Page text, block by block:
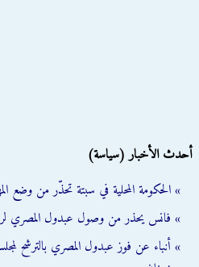
أحدث الأخبار (سياسة)
» الحكومة المحلية في سبتة تحذّر من وضع
» فانس يحذر من وصول عبدول المصري
» أنباء عن فوز عبدول المصري بالترشح